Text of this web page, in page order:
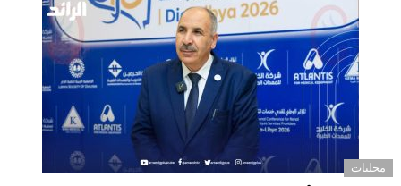
محليات